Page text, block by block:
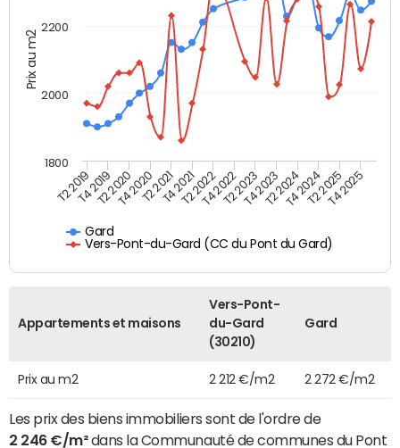
Prix au m2
Gard
Vers-Pont-du-Gard (CC du Pont du Gard)
T2 2019T4 2019T2 2020T4 2020T2 2021T4 2021T2 2022T4 2022T2 2023T4 2023T2 2024T4 2024T2 2025T4 2025
1800
2000
2200
Appartements et maisons
Vers-Pont-
du-Gard
(30210)
Gard
Prix au m2 2 212 €/m2 2 272 €/m2
Les prix des biens immobiliers sont de l'ordre de
2 246 €/m²dans la Communauté de communes du Pont